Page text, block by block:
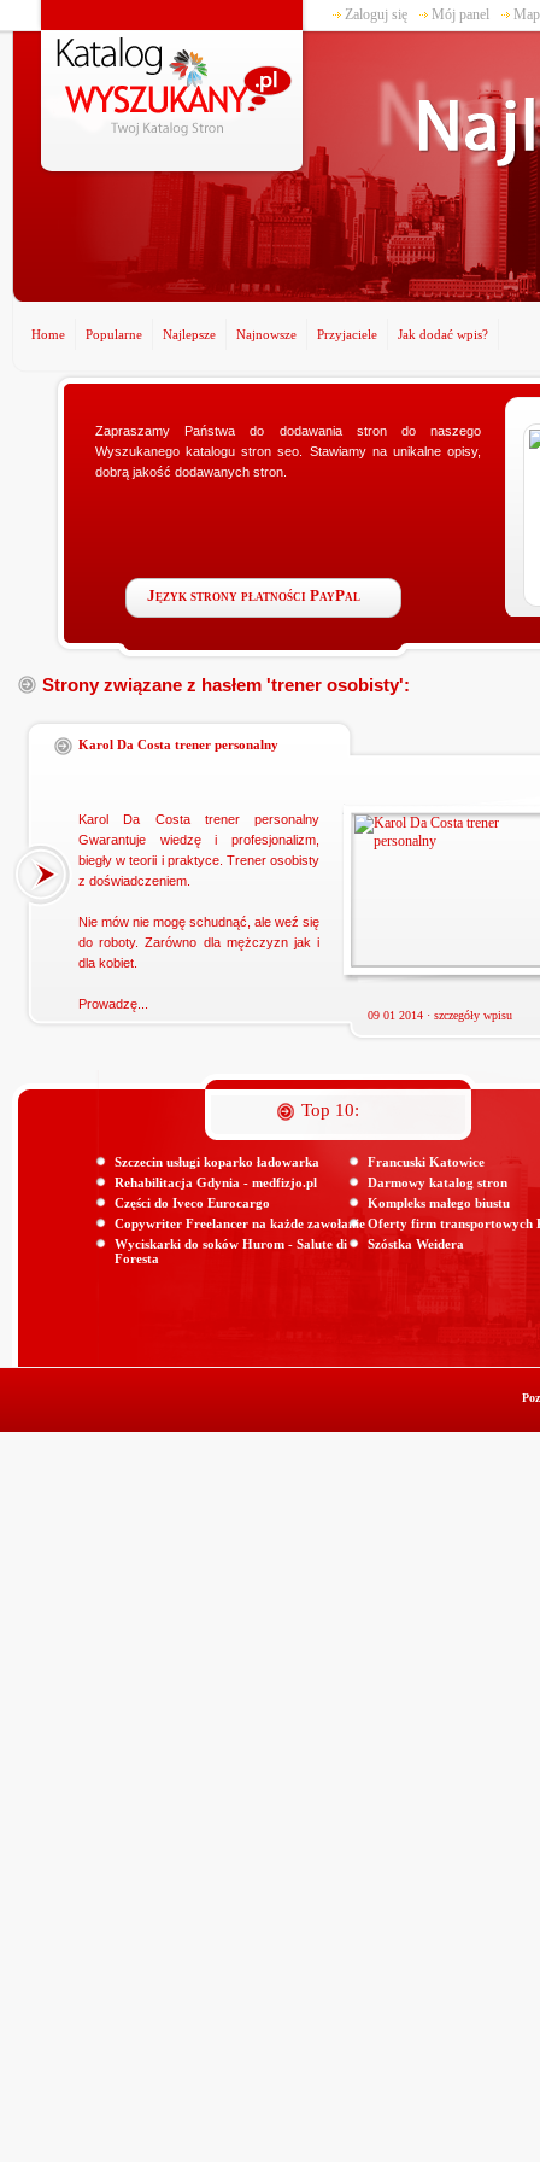
Zaloguj się Mój panel
Home Popularne Najlepsze Najnowsze Przyjaciele Jak dodać wpis?
Zapraszamy Państwa do dodawania stron do naszego
Wyszukanego katalogu stron seo. Stawiamy na unikalne opisy,
dobrą jakość dodawanych stron.
Język strony płatności PayPal
www.ministerstwogadzetow.com
Poszukujesz doskonałego prezentu dla swojej
dziewczyny? Specjalnie dla Was utworzyliśmy sklep
Strony związane z hasłem 'trener osobisty':
Karol Da Costa trener personalny
Karol Da Costa trener personalny
Gwarantuje wiedzę i profesjonalizm,
biegły w teorii i praktyce. Trener osobisty
z doświadczeniem.
Nie mów nie mogę schudnąć, ale weź się
do roboty. Zarówno dla mężczyzn jak i
dla kobiet.
Prowadzę...
09 01 2014 · szczegóły wpisu
Top 10:
Szczecin usługi koparko ładowarka
Rehabilitacja Gdynia - medfizjo.pl
Części do Iveco Eurocargo
Copywriter Freelancer na każde zawołanie
Wyciskarki do soków Hurom - Salute di
Foresta
Francuski Katowice
Darmowy katalog stron
Kompleks małego biustu
Oferty firm transportowych
Szóstka Weidera